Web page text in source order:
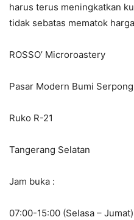
harus terus meningkatkan
tidak sebatas mematok
ROSSO’ Microroastery
Pasar Modern Bumi
Ruko R-21
Tangerang Selatan
Jam buka :
07:00-15:00 (Selasa – Jumat)